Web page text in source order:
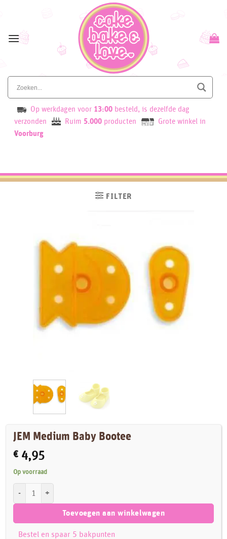
content
Op werkdagen voor 13:00 besteld, is dezelfde dag
verzonden
Ruim 5.000 producten
Grote winkel in
Voorburg
FILTER
JEM Medium Baby Bootee
€ 4,95
Op voorraad
Toevoegen aan winkelwagen
Bestel en spaar 5 bakpunten